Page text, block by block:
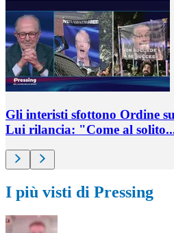
Gli interisti sfottono Ordine
Lui rilancia: "Come al
I più visti di Pressing